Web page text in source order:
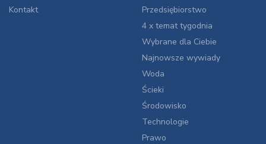
Kontakt
Przedsiębiorstwo
4 x temat tygodnia
Wybrane dla Ciebie
Najnowsze wywiady
Woda
Ścieki
Środowisko
Technologie
Prawo